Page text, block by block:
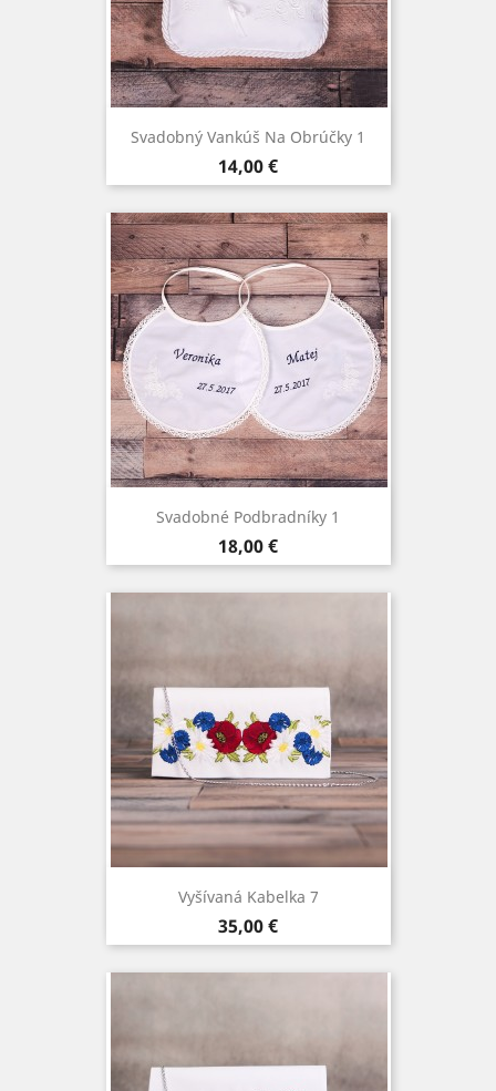
Svadobný Vankúš Na Obrúčky 1
Cena
14,00 €
Svadobné Podbradníky 1
Cena
18,00 €
Vyšívaná Kabelka 7
Cena
35,00 €